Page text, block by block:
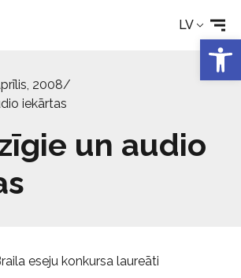
LV
2008/
iekārtas
un audio
eseju konkursa laureāti